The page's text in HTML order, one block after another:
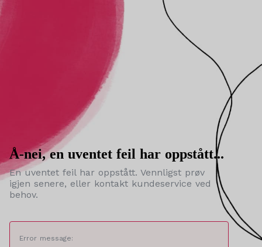
Å-nei, en uventet feil har oppstått...
En uventet feil har oppstått. Vennligst prøv
igjen senere, eller kontakt kundeservice ved
behov.
Error message: